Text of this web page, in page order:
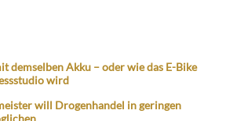
demselben Akku – oder wie das E-Bike
wird
will Drogenhandel in geringen